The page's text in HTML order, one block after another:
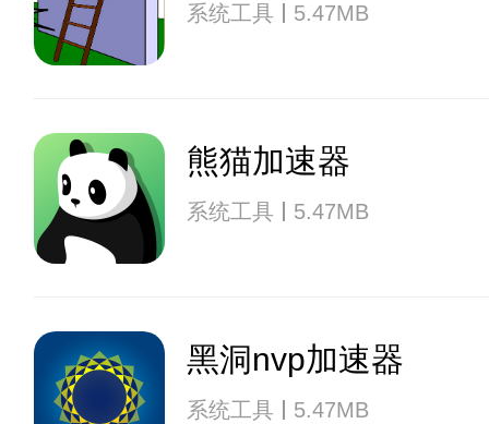
系统工具 5.47MB
熊猫加速器
系统工具 5.47MB
黑洞nvp加速器
系统工具 5.47MB